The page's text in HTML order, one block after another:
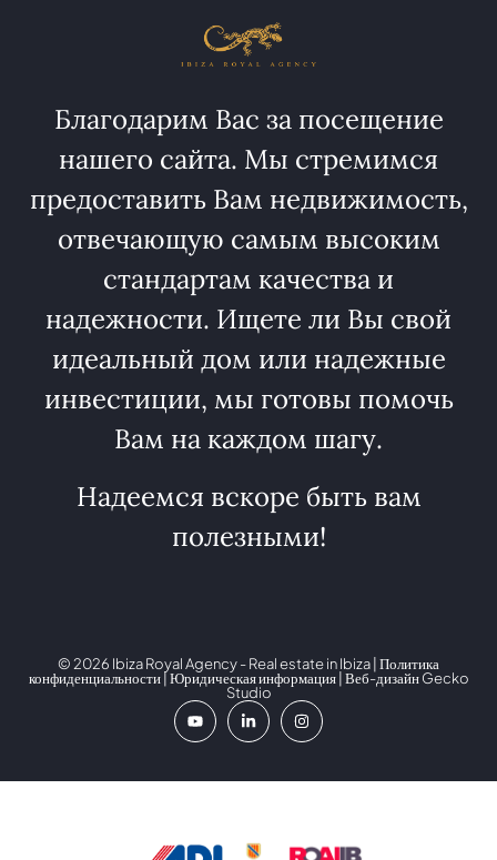
Благодарим Вас за посещение
нашего сайта. Мы стремимся
предоставить Вам недвижимость,
отвечающую самым высоким
стандартам качества и
надежности. Ищете ли Вы свой
идеальный дом или надежные
инвестиции, мы готовы помочь
Вам на каждом шагу.
Надеемся вскоре быть вам
полезными!
© 2026 Ibiza Royal Agency - Real estate in Ibiza | Политика
конфиденциальности|Юридическая информация| Веб-дизайнGecko
Studio